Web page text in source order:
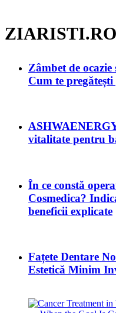
ZIARISTI.RO
Zâmbet de
Cum te
vitalitate pentru
În ce constă
Cosmedica?
beneficii explicate
Fațete Dentare
Estetică Minim